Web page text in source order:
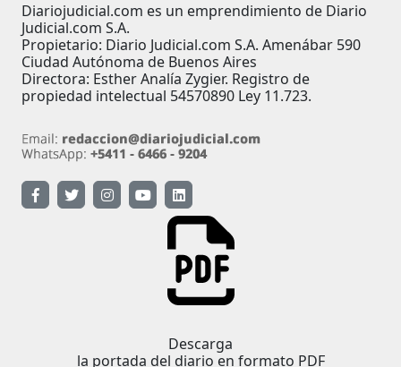
Diariojudicial.com es un emprendimiento de Diario
Judicial.com S.A.
Propietario: Diario Judicial.com S.A. Amenábar 590
Ciudad Autónoma de Buenos Aires
Directora: Esther Analía Zygier. Registro de
propiedad intelectual 54570890 Ley 11.723.
Descarga
la portada del diario en formato PDF